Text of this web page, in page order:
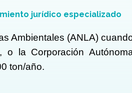
jurídico especializado
Ambientales (ANLA)
la Corporación
ton/año.